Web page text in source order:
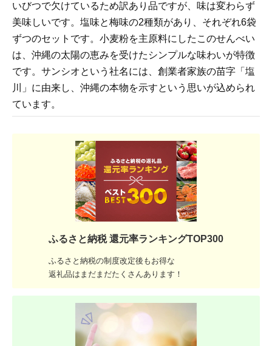
いびつで欠けているため訳あり品ですが、味は変わらず
美味しいです。塩味と梅味の2種類があり、それぞれ6袋
ずつのセットです。小麦粉を主原料にしたこのせんべい
は、沖縄の太陽の恵みを受けたシンプルな味わいが特徴
です。サンシオという社名には、創業者家族の苗字「塩
川」に由来し、沖縄の本物を示すという思いが込められ
ています。
ふるさと納税 還元率ランキングTOP300
ふるさと納税の制度改定後もお得な
返礼品はまだまだたくさんあります！